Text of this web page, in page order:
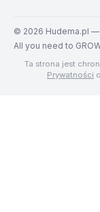
© 2026 Hudema.pl
All you need to
Ta strona jest
Prywatności